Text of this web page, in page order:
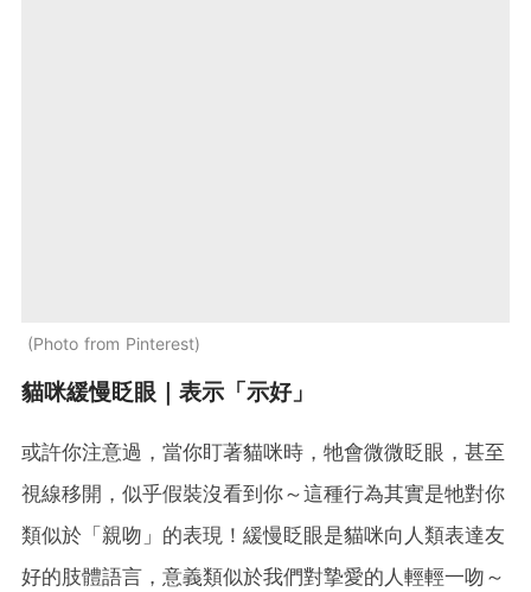
Photo from Pinterest
貓咪緩慢眨眼｜表示「示好」
或許你注意過，當你盯著貓咪時，牠會微微眨眼，甚至
視線移開，似乎假裝沒看到你～這種行為其實是牠對你
類似於「親吻」的表現！緩慢眨眼是貓咪向人類表達友
好的肢體語言，意義類似於我們對摯愛的人輕輕一吻～